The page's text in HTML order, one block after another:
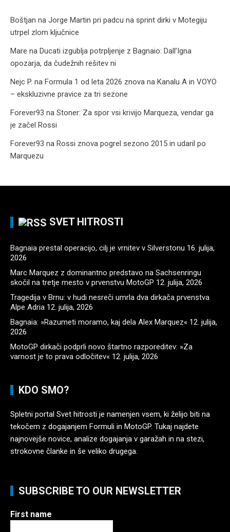
Boštjan na Jorge Martin pri padcu na sprint dirki v Motegiju
utrpel zlom ključnice
Mare na Ducati izgublja potrpljenje z Bagnaio: Dall’Igna
opozarja, da čudežnih rešitev ni
Nejc P. na Formula 1 od leta 2026 znova na Kanalu A in VOYO
– ekskluzivne pravice za tri sezone
Forever93 na Stoner: Za spor vsi krivijo Marqueza, vendar ga
je začel Rossi
Forever93 na Rossi znova pogrel sezono 2015 in udaril po
Marquezu
SVET HITROSTI
Bagnaia prestal operacijo, cilj je vrnitev v Silverstonu 16. julija,
2026
Marc Marquez z dominantno predstavo na Sachsenringu
skočil na tretje mesto v prvenstvu MotoGP 12. julija, 2026
Tragedija v Brnu: v hudi nesreči umrla dva dirkača prvenstva
Alpe Adria 12. julija, 2026
Bagnaia: »Razumeti moramo, kaj dela Alex Marquez« 12. julija,
2026
MotoGP dirkači podprli novo štartno razporeditev: »Za
varnost je to prava odločitev« 12. julija, 2026
KDO SMO?
Spletni portal Svet hitrosti je namenjen vsem, ki želijo biti na
tekočem z dogajanjem Formuli in MotoGP. Tukaj najdete
najnovejše novice, analize dogajanja v garažah in na stezi,
strokovne članke in še veliko drugega.
SUBSCRIBE TO OUR NEWSLETTER
First name